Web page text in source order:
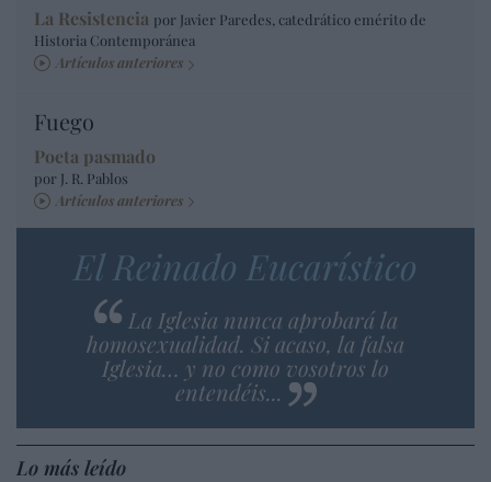
La Resistencia por Javier Paredes, catedrático emérito de
Historia Contemporánea
Artículos anteriores
Fuego
Poeta pasmado
por J. R. Pablos
Artículos anteriores
El Reinado Eucarístico
La Iglesia nunca aprobará la
homosexualidad. Si acaso, la falsa
Iglesia… y no como vosotros lo
entendéis...
Lo más leído